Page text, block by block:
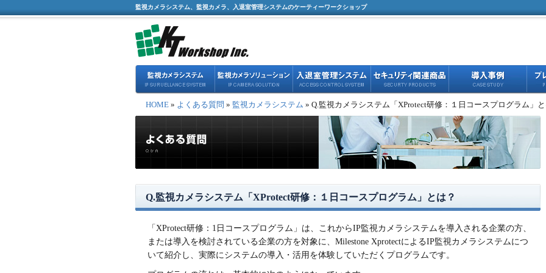
監視カメラシステム、監視カメラ、入退室管理システムのケーティーワークショップ
HOME » よくある質問 » 監視カメラシステム » Q.監視カメラシステム「XProtect研修：１日コースプログラム」
Q.監視カメラシステム「XProtect研修：１日コースプログラム」とは？
「XProtect研修：1日コースプログラム」は、これからIP監視カメラシステムを導入される企業の方、
または導入を検討されている企業の方を対象に、Milestone XprotectによるIP監視カメラシステムにつ
いて紹介し、実際にシステムの導入・活用を体験していただくプログラムです。